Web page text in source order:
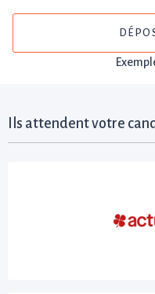
Ils attendent votre